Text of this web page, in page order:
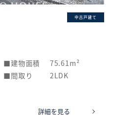
中古戸建て
建物面積
75.61m²
間取り 2LDK
詳細を見る